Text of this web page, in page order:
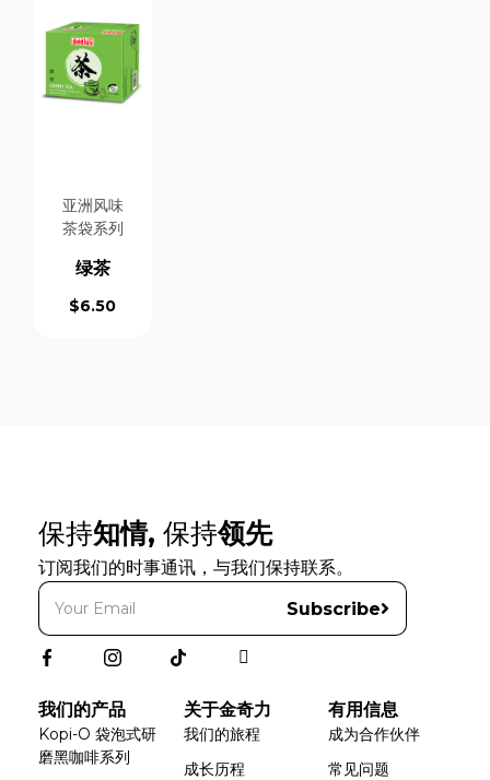
亚洲风味
茶袋系列
绿茶
$6.50
保持知情, 保持领先
订阅我们的时事通讯，与我们保持联系。
Subscribe
我们的产品
Kopi-O 袋泡式研
磨黑咖啡系列
关于金奇力
我们的旅程
成长历程
有用信息
成为合作伙伴
常见问题